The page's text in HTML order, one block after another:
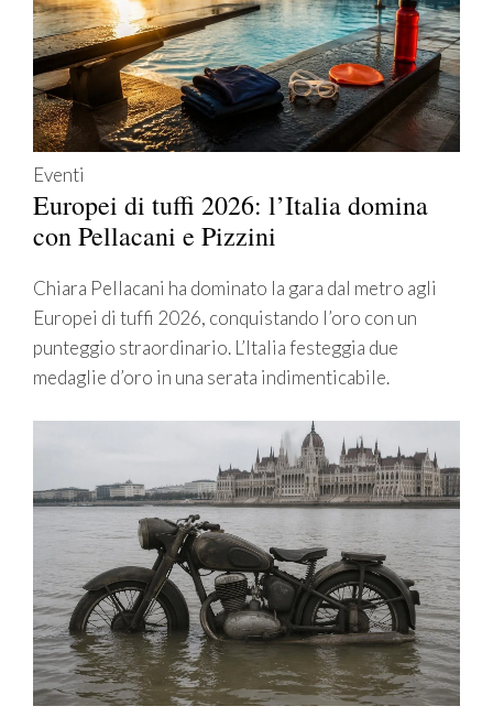
Eventi
Europei di tuffi 2026: l’Italia domina
con Pellacani e Pizzini
Chiara Pellacani ha dominato la gara dal metro agli
Europei di tuffi 2026, conquistando l’oro con un
punteggio straordinario. L’Italia festeggia due
medaglie d’oro in una serata indimenticabile.